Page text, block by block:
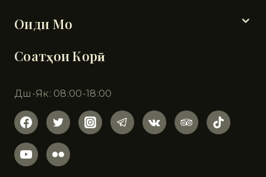
Оиди Мо
Соатҳои Корӣ
Дш-Як: 08:00-18:00